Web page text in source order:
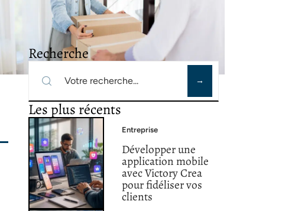
Recherche
Les plus récents
Entreprise
Développer une
application mobile
avec Victory Crea
pour fidéliser vos
clients